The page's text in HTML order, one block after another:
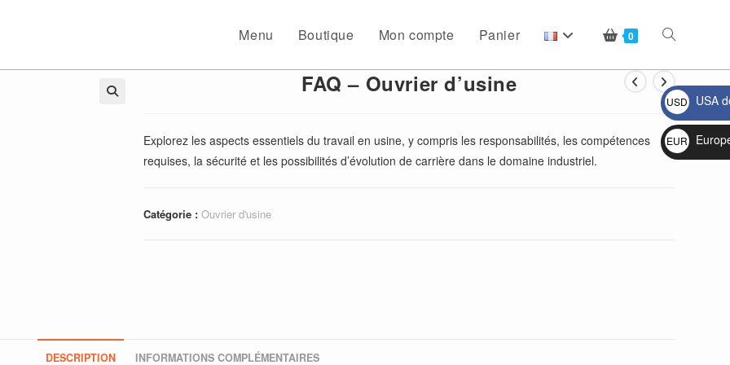
Menu Boutique Mon compte Panier 0 Toggle
website
FAQ – Ouvrier d’usine
Explorez les aspects essentiels du travail en usine, y compris les responsabilités, les compétences
requises, la sécurité et les possibilités d’évolution de carrière dans le domaine industriel.
Catégorie : Ouvrier d'usine
DESCRIPTION INFORMATIONS COMPLÉMENTAIRES
USD
$
USA
EUR
€